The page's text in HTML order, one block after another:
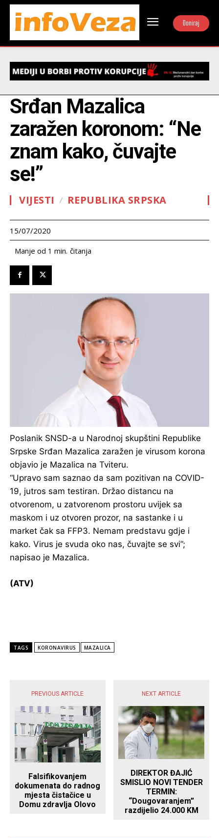
Doniraj
Srđan Mazalica
zaražen koronom: “Ne
znam kako, čuvajte
se!”
VIJESTI REPUBLIKA SRPSKA
15/07/2020
Manje od 1 min. čitanja
Poslanik SNSD-a u Narodnoj skupštini Republike
Srpske Srđan Mazalica zaražen je virusom korona
objavio je Mazalica na Tviteru.
“Upravo sam saznao da sam pozitivan na COVID-
19, jutros sam testiran. Držao distancu na
otvorenom, u zatvorenom prostoru uvijek sa
maskom i uz otvoren prozor, na sastanke i u
market čak sa FFP3. Nemam predstavu gdje i
kako. Virus je svuda oko nas, čuvajte se svi”;
napisao je Mazalica.
(ATV)
TAGS KORONAVIRUS MAZALICA
PREVIOUS ARTICLE
Falsifikovanjem
dokumenata do radnog
mjesta čistačice u
Domu zdravlja Olovo
NEXT ARTICLE
DIREKTOR ĐAJIĆ
SMISLIO NOVI TENDER
TERMIN:
“Dougovaranjem”
razdijelio 24.000 KM